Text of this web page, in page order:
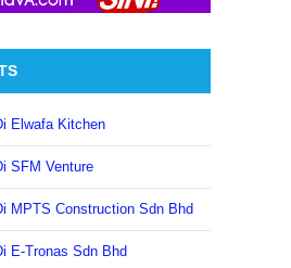
Elwafa Kitchen
SFM Venture
MPTS Construction Sdn Bhd
E-Tronas Sdn Bhd